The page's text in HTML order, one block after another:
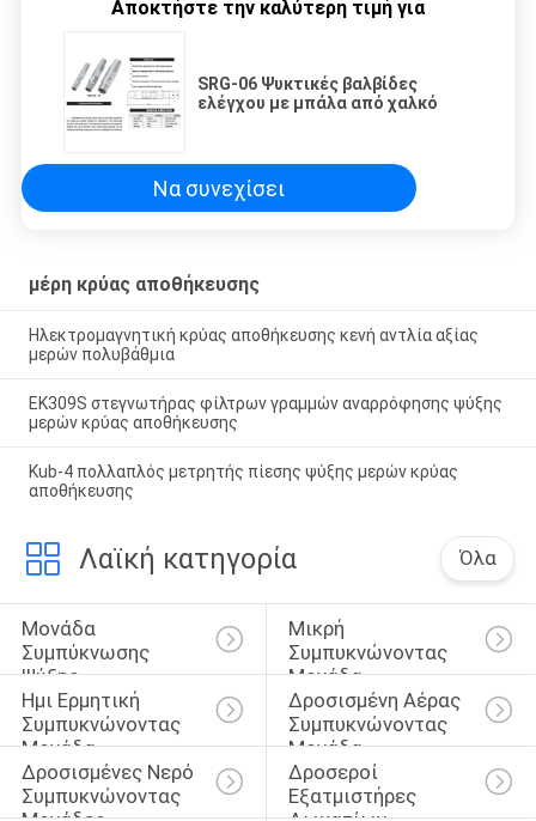
Αποκτήστε την καλύτερη τιμή για
SRG-06 Ψυκτικές βαλβίδες
ελέγχου με μπάλα από χαλκό
Να συνεχίσει
μέρη κρύας αποθήκευσης
Ηλεκτρομαγνητική κρύας αποθήκευσης κενή αντλία αξίας
μερών πολυβάθμια
EK309S στεγνωτήρας φίλτρων γραμμών αναρρόφησης ψύξης
μερών κρύας αποθήκευσης
Kub-4 πολλαπλός μετρητής πίεσης ψύξης μερών κρύας
αποθήκευσης
Λαϊκή κατηγορία Όλα
Μονάδα
Συμπύκνωσης
Ψύξης
Μικρή
Συμπυκνώνοντας
Μονάδα
Ημι Ερμητική
Συμπυκνώνοντας
Μονάδα
Δροσισμένη Αέρας
Συμπυκνώνοντας
Μονάδα
Δροσισμένες Νερό
Συμπυκνώνοντας
Δροσεροί
Εξατμιστήρες